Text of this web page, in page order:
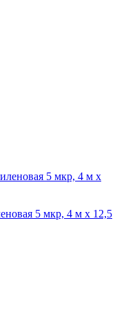
5 мкр, 4 м х 12,5